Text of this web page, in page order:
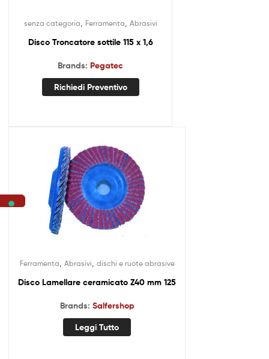
senza categoria Ferramenta Abrasivi
Disco Troncatore sottile 115 x 1,6
Brands: Pegatec
Richiedi Preventivo
Ferramenta Abrasivi dischi e ruote abrasive
Disco Lamellare ceramicato Z40 mm 125
Brands: Salfershop
Leggi Tutto